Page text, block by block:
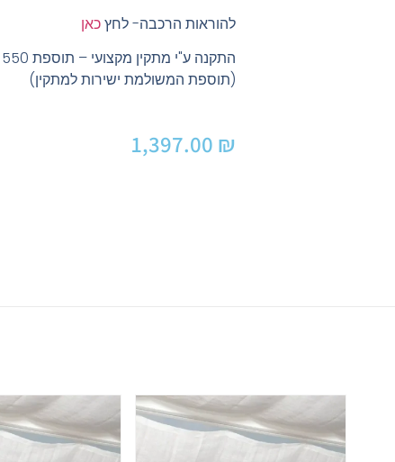
להוראות הרכבה- לחץכאן
התקנה ע"י מתקין מקצועי – תוספת 550 ש"ח
(תוספת המשולמת ישירות למתקין)
1,397.00 ₪